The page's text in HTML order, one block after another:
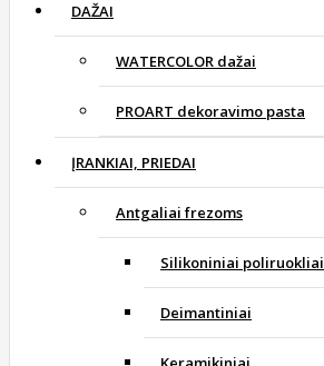
DAŽAI
WATERCOLOR dažai
PROART dekoravimo pasta
ĮRANKIAI, PRIEDAI
Antgaliai frezoms
Silikoniniai poliruokliai
Deimantiniai